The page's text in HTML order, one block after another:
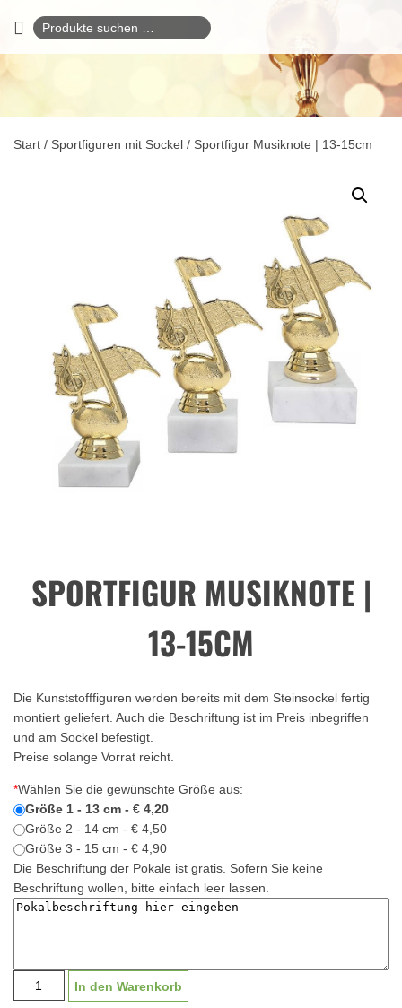
Suchen
nach:
Start / Sportfiguren mit Sockel / Sportfigur Musiknote | 13-15cm
SPORTFIGUR MUSIKNOTE |
13-15CM
Die Kunststofffiguren werden bereits mit dem Steinsockel fertig
montiert geliefert. Auch die Beschriftung ist im Preis inbegriffen
und am Sockel befestigt.
Preise solange Vorrat reicht.
*Wählen Sie die gewünschte Größe aus:
Größe 1 - 13 cm - € 4,20
Größe 2 - 14 cm - € 4,50
Größe 3 - 15 cm - € 4,90
Die Beschriftung der Pokale ist gratis. Sofern Sie keine
Beschriftung wollen, bitte einfach leer lassen.
Sportfigur
Musiknote
In den Warenkorb